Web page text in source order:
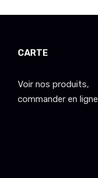
CARTE
Voir nos produits,
commander en ligne